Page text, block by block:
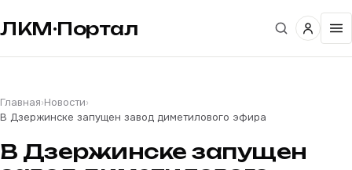
ЛКМ·Портал
Главная›Новости›
В Дзержинске запущен завод диметилового эфира
В Дзержинске запущен